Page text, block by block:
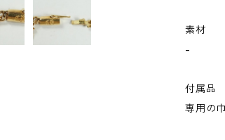
素材
-
付属品
専用の